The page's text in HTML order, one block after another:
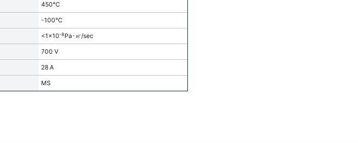
450℃
-100℃
<1x10-8Pa･㎥/sec
700 V
28 A
MS